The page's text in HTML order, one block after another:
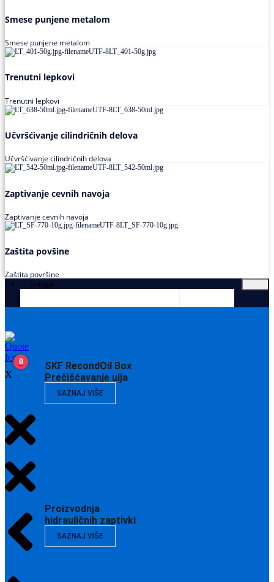
Smese punjene metalom
Smese punjene metalom
Trenutni lepkovi
Trenutni lepkovi
Učvršćivanje cilindričnih delova
Učvršćivanje cilindričnih delova
Zaptivanje cevnih navoja
Zaptivanje cevnih navoja
Zaštita povšine
Zaštita površine
Usluge
SKF RecondOil Box
Prečišćavanje ulja
SAZNAJ VIŠE
Proizvodnja
hidrauličnih zaptivki
SAZNAJ VIŠE
0
X